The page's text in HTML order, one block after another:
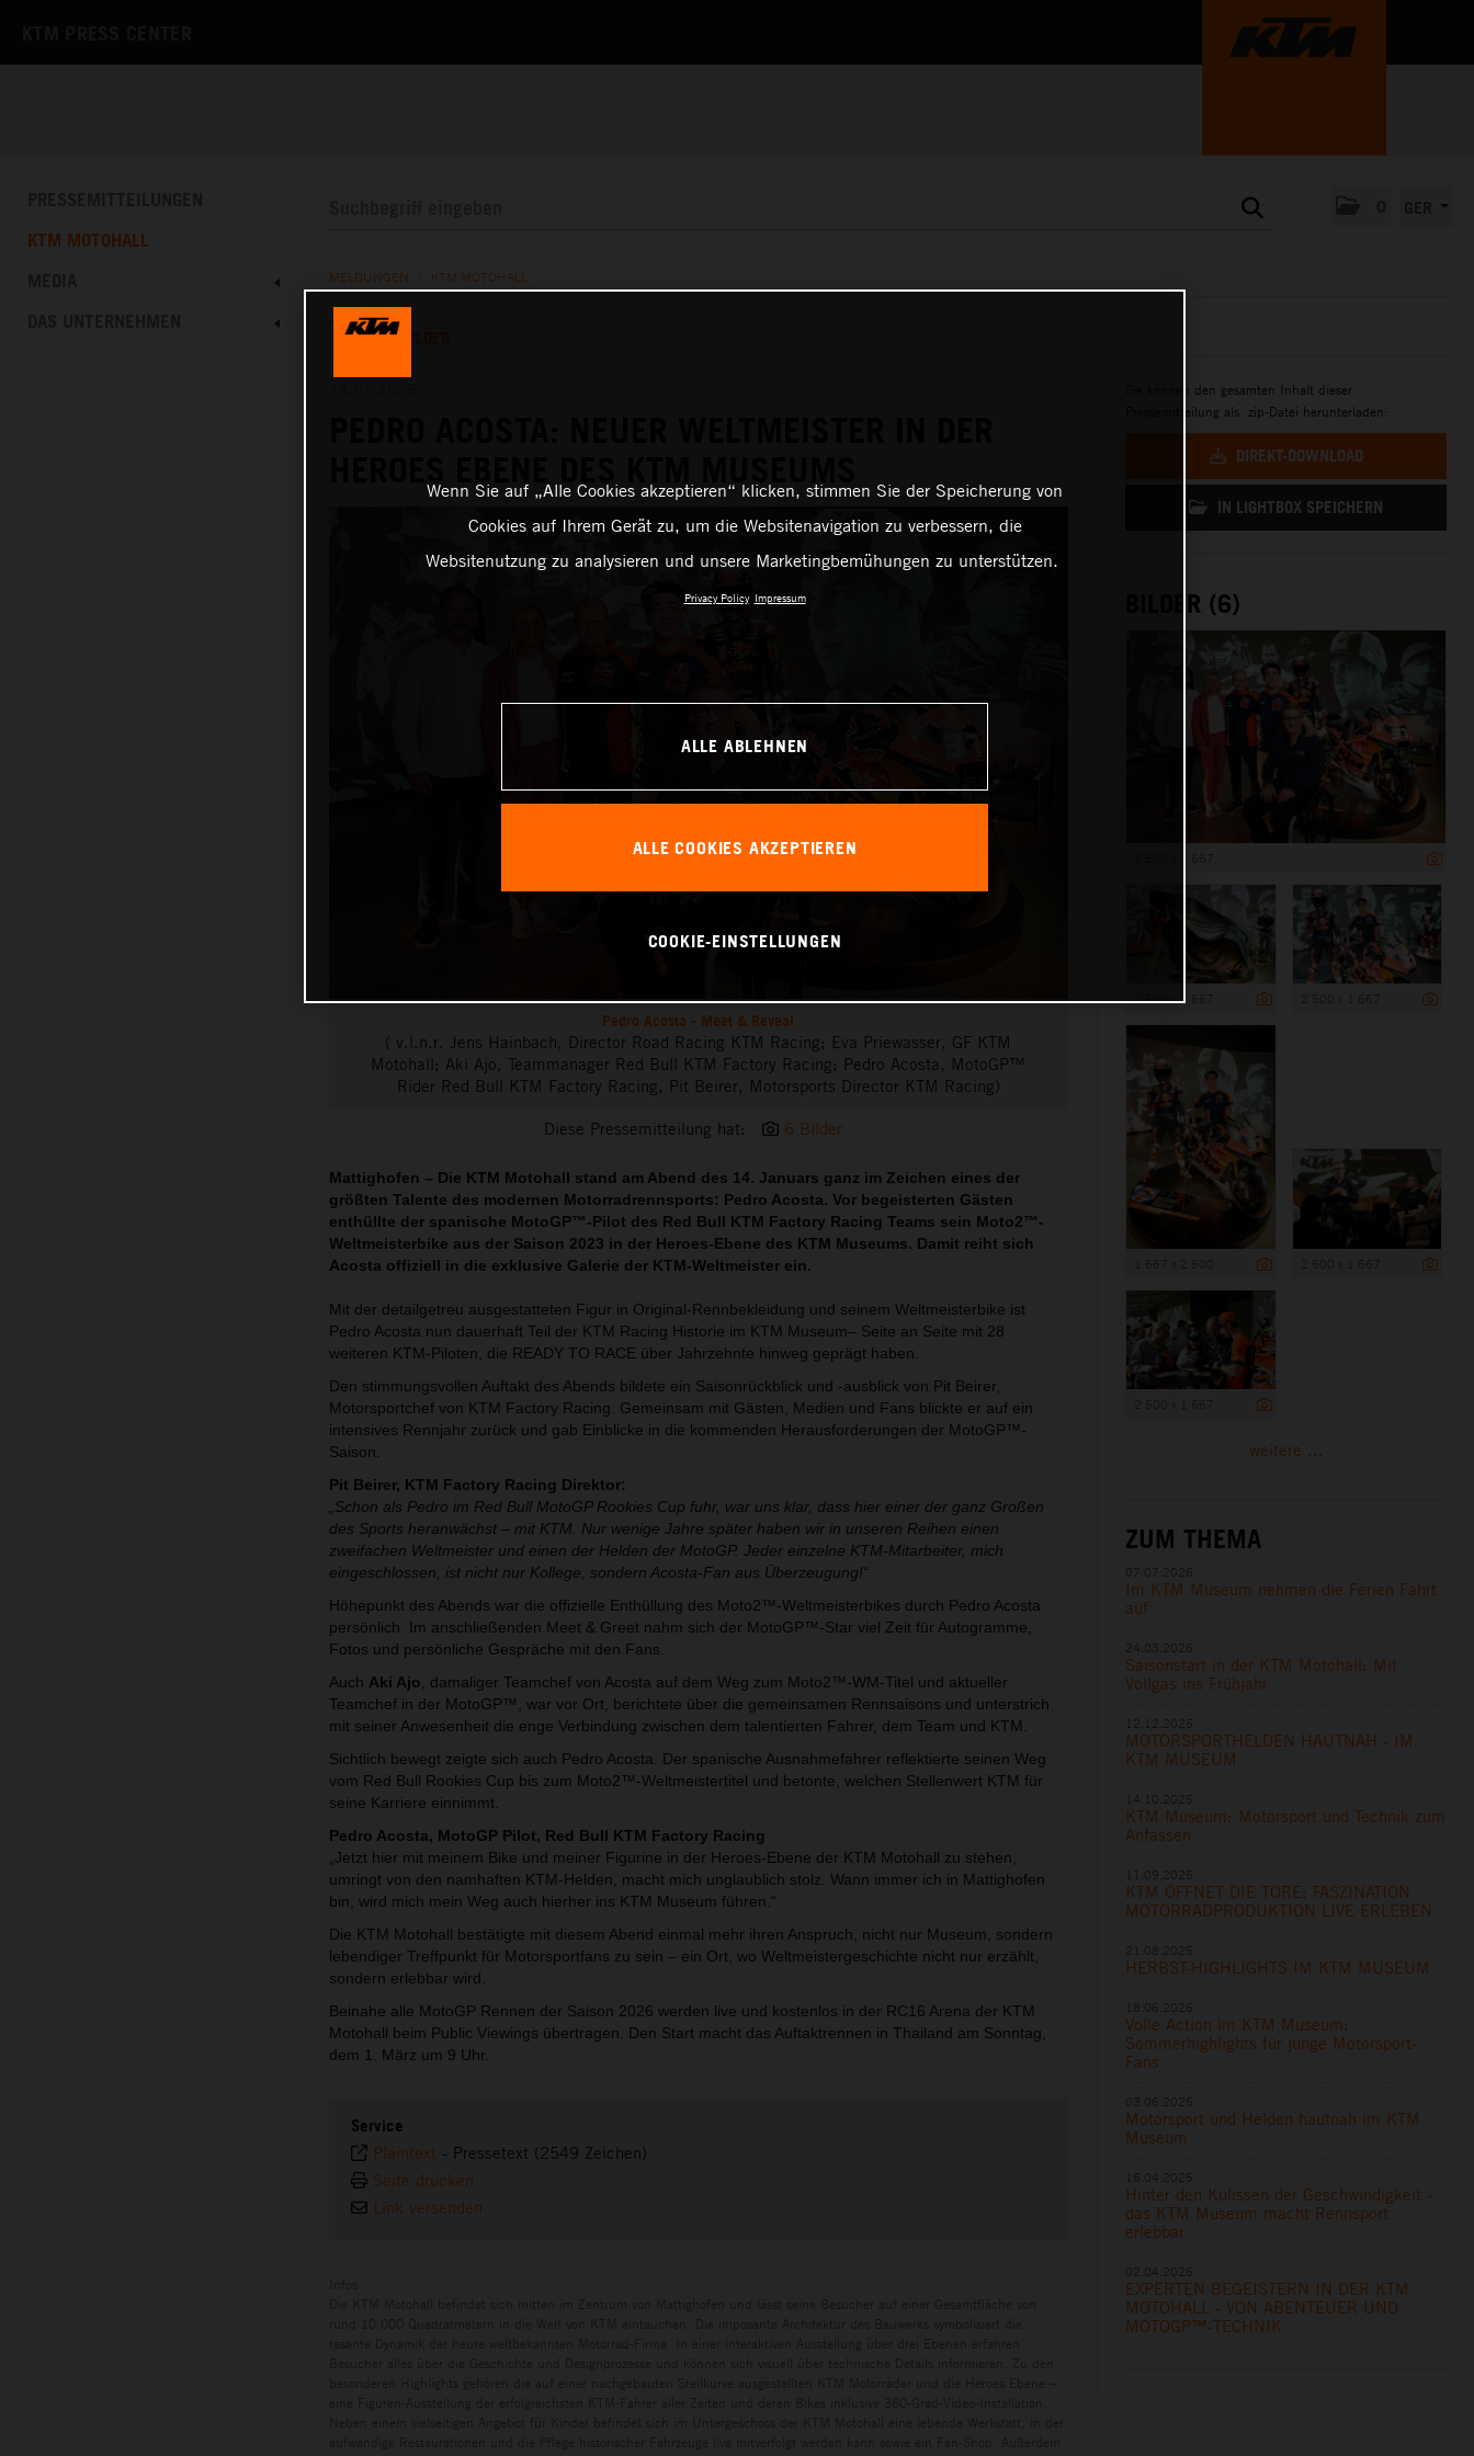
KTM MOTOHALL
MELDUNGEN KTM MOTOHALL
TEXT
Pedro Acosta - Meet & Reveal
( v.l.n.r. Jens Hainbach, Director Road Racing KTM Racing; Eva Priewasser, GF KTM
Motohall; Aki Ajo, Teammanager Red Bull KTM Factory Racing; Pedro Acosta, MotoGP™
Rider Red Bull KTM Factory Racing, Pit Beirer, Motorsports Director KTM Racing)
Diese Pressemitteilung hat: 6 Bilder
Mattighofen – Die KTM Motohall stand am Abend des 14. Januars ganz im Zeichen eines der
größten Talente des modernen Motorradrennsports: Pedro Acosta. Vor begeisterten Gästen
enthüllte der spanische MotoGP™-Pilot des Red Bull KTM Factory Racing Teams sein Moto2™-
Weltmeisterbike aus der Saison 2023 in der Heroes-Ebene des KTM Museums. Damit reiht sich
Acosta offiziell in die exklusive Galerie der KTM-Weltmeister ein.
Mit der detailgetreu ausgestatteten Figur in Original-Rennbekleidung und seinem Weltmeisterbike ist
Pedro Acosta nun dauerhaft Teil der KTM Racing Historie im KTM Museum– Seite an Seite mit 28
weiteren KTM-Piloten, die READY TO RACE über Jahrzehnte hinweg geprägt haben.
Den stimmungsvollen Auftakt des Abends bildete ein Saisonrückblick und -ausblick von Pit Beirer,
Motorsportchef von KTM Factory Racing. Gemeinsam mit Gästen, Medien und Fans blickte er auf ein
intensives Rennjahr zurück und gab Einblicke in die kommenden Herausforderungen der MotoGP™-
Saison.
Pit Beirer, KTM Factory Racing Direktor:
„Schon als Pedro im Red Bull MotoGP Rookies Cup fuhr, war uns klar, dass hier einer der ganz Großen
des Sports heranwächst – mit KTM. Nur wenige Jahre später haben wir in unseren Reihen einen
zweifachen Weltmeister und einen der Helden der MotoGP. Jeder einzelne KTM-Mitarbeiter, mich
eingeschlossen, ist nicht nur Kollege, sondern Acosta-Fan aus Überzeugung!“
Höhepunkt des Abends war die offizielle Enthüllung des Moto2™-Weltmeisterbikes durch Pedro Acosta
persönlich. Im anschließenden Meet & Greet nahm sich der MotoGP™-Star viel Zeit für Autogramme,
Fotos und persönliche Gespräche mit den Fans.
Auch Aki Ajo, damaliger Teamchef von Acosta auf dem Weg zum Moto2™-WM-Titel und aktueller
Teamchef in der MotoGP™, war vor Ort, berichtete über die gemeinsamen Rennsaisons und unterstrich
mit seiner Anwesenheit die enge Verbindung zwischen dem talentierten Fahrer, dem Team und KTM.
Sichtlich bewegt zeigte sich auch Pedro Acosta. Der spanische Ausnahmefahrer reflektierte seinen Weg
vom Red Bull Rookies Cup bis zum Moto2™-Weltmeistertitel und betonte, welchen Stellenwert KTM für
seine Karriere einnimmt.
Pedro Acosta, MotoGP Pilot, Red Bull KTM Factory Racing
„Jetzt hier mit meinem Bike und meiner Figurine in der Heroes-Ebene der KTM Motohall zu stehen,
umringt von den namhaften KTM-Helden, macht mich unglaublich stolz. Wann immer ich in Mattighofen
bin, wird mich mein Weg auch hierher ins KTM Museum führen.“
Die KTM Motohall bestätigte mit diesem Abend einmal mehr ihren Anspruch, nicht nur Museum, sondern
lebendiger Treffpunkt für Motorsportfans zu sein – ein Ort, wo Weltmeistergeschichte nicht nur erzählt,
sondern erlebbar wird.
Beinahe alle MotoGP Rennen der Saison 2026 werden live und kostenlos in der RC16 Arena der KTM
Motohall beim Public Viewings übertragen. Den Start macht das Auftaktrennen in Thailand am Sonntag,
dem 1. März um 9 Uhr.
Service
Plaintext - Pressetext (2549 Zeichen)
Seite drucken
Link versenden
Sie können den gesamten Inhalt dieser
Pressemitteilung als .zip-Datei herunterladen:
DIREKT-DOWNLOAD
IN LIGHTBOX SPEICHERN
BILDER (6)
2 500 x 1 667
weitere ...
ZUM THEMA
Im KTM Museum nehmen die Ferien Fahrt
auf
Saisonstart in der KTM Motohall: Mit
Vollgas ins Frühjahr
MOTORSPORTHELDEN HAUTNAH - IM
KTM MUSEUM
KTM Museum: Motorsport und Technik zum
Anfassen
KTM ÖFFNET DIE TORE: FASZINATION
MOTORRADPRODUKTION LIVE ERLEBEN
HERBST-HIGHLIGHTS IM KTM MUSEUM
Volle Action im KTM Museum:
Sommerhighlights für junge Motorsport-
Fans
Motorsport und Helden hautnah im KTM
Museum
Hinter den Kulissen der Geschwindigkeit -
das KTM Museum macht Rennsport
erlebbar
EXPERTEN BEGEISTERN IN DER KTM
MOTOHALL - VON ABENTEUER UND
MOTOGP™-TECHNIK
Wenn Sie auf „Alle Cookies akzeptieren“ klicken, stimmen Sie der Speicherung von
Cookies auf Ihrem Gerät zu, um die Websitenavigation zu verbessern, die
Websitenutzung zu analysieren und unsere Marketingbemühungen zu unterstützen.
Privacy Policy Impressum
ALLE ABLEHNEN
ALLE COOKIES AKZEPTIEREN
COOKIE-EINSTELLUNGEN